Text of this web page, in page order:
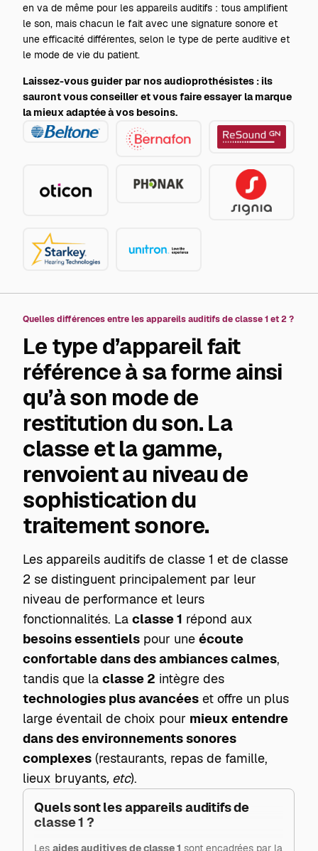
en va de même pour les appareils auditifs : tous amplifient
le son, mais chacun le fait avec une signature sonore et
une efficacité différentes, selon le type de perte auditive et
le mode de vie du patient.
Laissez-vous guider par nos audioprothésistes : ils
sauront vous conseiller et vous faire essayer la marque
la mieux adaptée à vos besoins.
Beltone
Bernafon
GN
ReSound
Oticon
Phonak
Signia
Starkey Unitron
Quelles différences entre les appareils auditifs de classe 1 et 2 ?
Le type d’appareil fait
référence à sa forme ainsi
qu’à son mode de
restitution du son. La
classe et la gamme,
renvoient au niveau de
sophistication du
traitement sonore.
Les appareils auditifs de classe 1 et de classe
2 se distinguent principalement par leur
niveau de performance et leurs
fonctionnalités. Laclasse 1 répond aux
besoins essentiels pour uneécoute
confortable dans des ambiances calmes,
tandis que laclasse 2 intègre des
technologies plus avancées et offre un plus
large éventail de choix pour mieux entendre
dans des environnements sonores
complexes (restaurants, repas de famille,
lieux bruyants, etc).
Quels sont les appareils auditifs de
classe 1 ?
Lesaides auditives de classe 1 sont encadrées par la